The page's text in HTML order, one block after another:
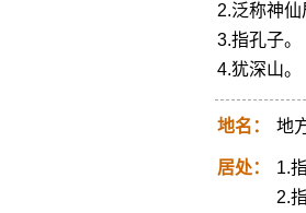
2.泛称神仙
3.指孔子。
4.犹深山。
地名： 地
居处：
1.
2.